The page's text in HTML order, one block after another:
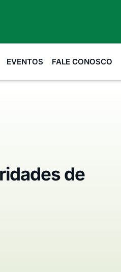
EVENTOS FALE CONOSCO
de